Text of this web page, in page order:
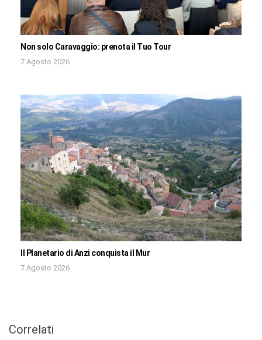
Non solo Caravaggio: prenota il Tuo Tour
7 Agosto 2026
Il Planetario di Anzi conquista il Mur
7 Agosto 2026
Correlati